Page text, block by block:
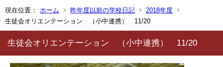
現在位置： ホーム 昨年度以前の学校日記
2018年度
生徒会オリエンテーション （小中連携） 11/20
生徒会オリエンテーション （小中連携） 11/20